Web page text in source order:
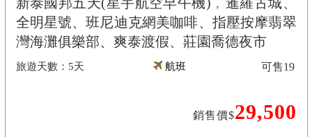
全明星號、班尼迪克網美咖啡、指壓按摩翡翠
灣海灘俱樂部、爽泰渡假、莊園喬德夜市
5天 航班
銷售價$29,500
可售19